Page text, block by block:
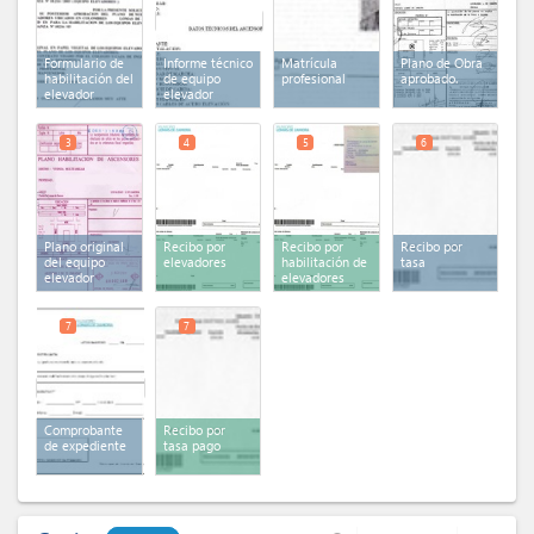
Formulario de
habilitación del
elevador
Informe técnico
de equipo
elevador
Matrícula
profesional
Plano de Obra
aprobado.
Plano original
del equipo
elevador
3
Recibo por
elevadores
4
Recibo por
habilitación de
elevadores
pago
5
Recibo por
tasa
6
Comprobante
de expediente
7
Recibo por
tasa pago
7